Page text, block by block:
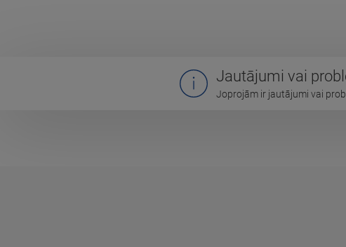
Jautājumi vai
Joprojām ir jautājumi vai